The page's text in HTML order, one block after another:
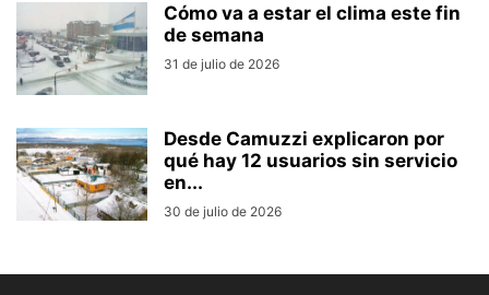
Cómo va a estar el clima este fin
de semana
31 de julio de 2026
Desde Camuzzi explicaron por
qué hay 12 usuarios sin servicio
en...
30 de julio de 2026